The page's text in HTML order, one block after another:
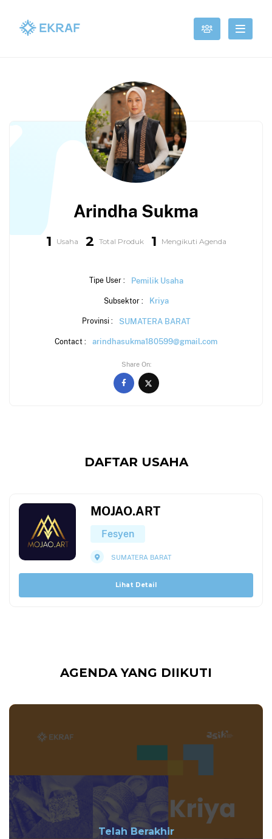
Arindha Sukma
1 Usaha 2 Total Produk 1 Mengikuti Agenda
Tipe User : Pemilik Usaha
Subsektor : Kriya
Provinsi : SUMATERA BARAT
Contact : arindhasukma180599@gmail.com
Share On
DAFTAR USAHA
MOJAO.ART
Fesyen
SUMATERA BARAT
Lihat Detail
AGENDA YANG DIIKUTI
Telah Berakhir